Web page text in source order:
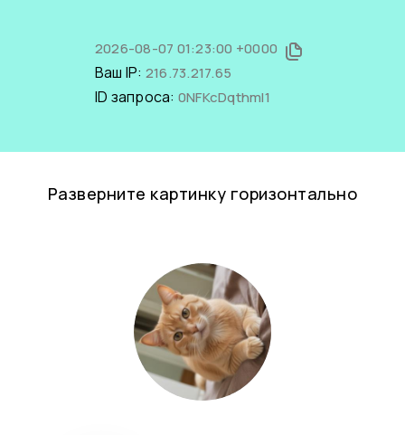
2026-08-07 01:23:00 +0000
Ваш IP: 216.73.217.65
ID запроса: 0NFKcDqthmI1
Разверните картинку горизонтально